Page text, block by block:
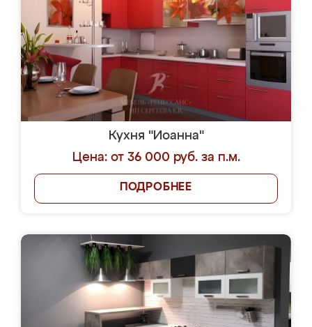
Кухня "Иоанна"
Цена: от 36 000 руб. за п.м.
ПОДРОБНЕЕ